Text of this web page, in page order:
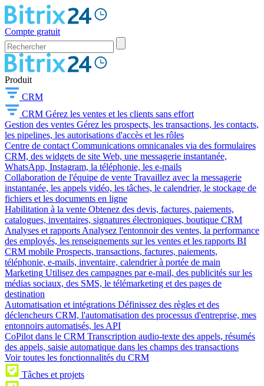
Compte gratuit
Produit
CRM
CRM Gérez les ventes et les clients sans effort
Gestion des ventes Gérez les prospects, les transactions, les contacts,
les pipelines, les autorisations d'accès et les rôles
Centre de contact Communications omnicanales via des formulaires
CRM, des widgets de site Web, une messagerie instantanée,
WhatsApp, Instagram, la téléphonie, les e-mails
Collaboration de l'équipe de vente Travaillez avec la messagerie
instantanée, les appels vidéo, les tâches, le calendrier, le stockage de
fichiers et les documents en ligne
Habilitation à la vente Obtenez des devis, factures, paiements,
catalogues, inventaires, signatures électroniques, boutique CRM
Analyses et rapports Analysez l'entonnoir des ventes, la performance
des employés, les renseignements sur les ventes et les rapports BI
CRM mobile Prospects, transactions, factures, paiements,
téléphonie, e-mails, inventaire, calendrier à portée de main
Marketing Utilisez des campagnes par e-mail, des publicités sur les
médias sociaux, des SMS, le télémarketing et des pages de
destination
Automatisation et intégrations Définissez des règles et des
déclencheurs CRM, l'automatisation des processus d'entreprise, mes
entonnoirs automatisés, les API
CoPilot dans le CRM Transcription audio-texte des appels, résumés
des appels, saisie automatique dans les champs des transactions
Voir toutes les fonctionnalités du CRM
Tâches et projets